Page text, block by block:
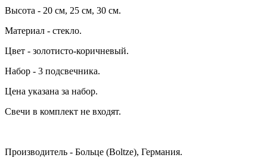
Высота - 20 см, 25 см, 30 см.
Материал - стекло.
Цвет - золотисто-коричневый.
Набор - 3 подсвечника.
Цена указана за набор.
Свечи в комплект не входят.
Производитель - Больце (Boltze), Германия.